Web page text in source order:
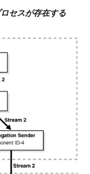
セスが存在する